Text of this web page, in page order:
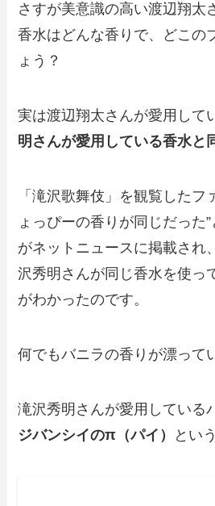
さすが美意識の高い渡辺翔太
香水はどんな香りで、どこの
ょう？
実は渡辺翔太さんが愛用して
明さんが愛用している香水と
「滝沢歌舞伎」を観覧したフ
ょっぴーの香りが同じだった
がネットニュースに掲載され
沢秀明さんが同じ香水を使っ
がわかったのです。
何でもバニラの香りが漂って
滝沢秀明さんが愛用している
ジバンシイのπ（パイ）
とい